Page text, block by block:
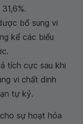
bổ sung vi
kể các biểu
tích cực sau khi
vi chất dinh
tự kỷ.
sự hoạt hóa